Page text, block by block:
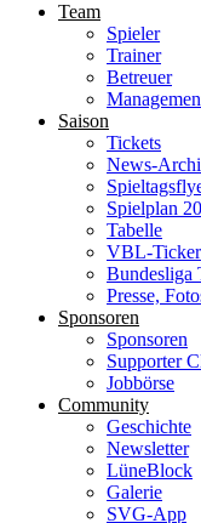
Team
Spieler
Trainer
Betreuer
Saison
Tickets
News-
Spielplan
Tabelle
VBL-Ticker
Bundesliga
Presse,
Sponsoren
Sponsoren
Supporter
Jobbörse
Community
Geschichte
Newsletter
LüneBlock
Galerie
SVG-App